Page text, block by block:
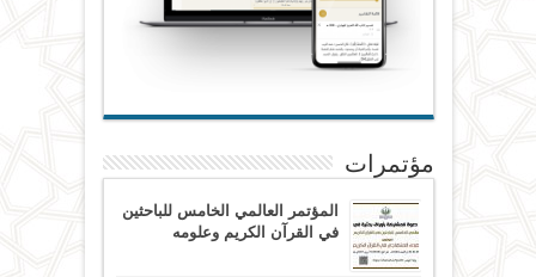
مؤتمرات
المؤتمر العالمي الخامس للباحثين
في القرآن الكريم وعلومه